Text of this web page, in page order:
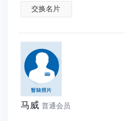
交换名片
马威 普通会员